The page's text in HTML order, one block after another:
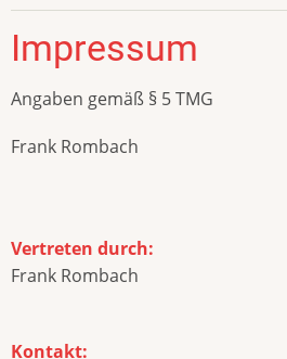
Impressum
Angaben gemäß § 5 TMG
Frank Rombach
Vertreten durch:
Frank Rombach
Kontakt: